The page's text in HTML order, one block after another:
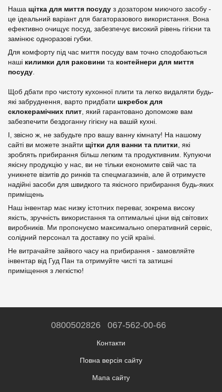
Наша щітка для миття посуду з дозатором миючого засобу -
це ідеальний варіант для багаторазового використання. Вона
ефективно очищує посуд, забезпечує високий рівень гігієни та
замінює одноразові губки.
Для комфорту під час миття посуду вам точно сподобаються
наші килимки для раковини та контейнери для миття
посуду
Щоб дбати про чистоту кухонної плити та легко видаляти будь-
які забруднення, варто придбати шкребок для
склокерамічних плит , який гарантовано допоможе вам
забезпечити бездоганну гігієну на вашій кухні.
І, звісно ж, не забудьте про вашу ванну кімнату! На нашому
сайті ви можете знайти щітки для ванни та плитки , які
зроблять прибирання більш легким та продуктивним. Купуючи
якісну продукцію у нас, ви не тільки економите свій час та
уникнете візитів до ринків та спецмагазинів, але й отримуєте
надійні засоби для швидкого та якісного прибирання будь-яких
приміщень
Наш інвентар має низку істотних переваг, зокрема високу
якість, зручність використання та оптимальні ціни від світових
виробників. Ми пропонуємо максимально оперативний сервіс,
солідний персонал та доставку по усій країні.
Не витрачайте зайвого часу на прибирання - замовляйте
інвентар від Гуд Пан та отримуйте чисті та затишні
приміщення з легкістю!
0800502826 067-562-00-66
Контакти
Повна версія сайту
Мапа сайту